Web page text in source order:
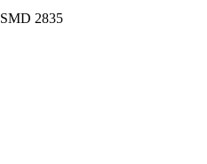
SMD 2835